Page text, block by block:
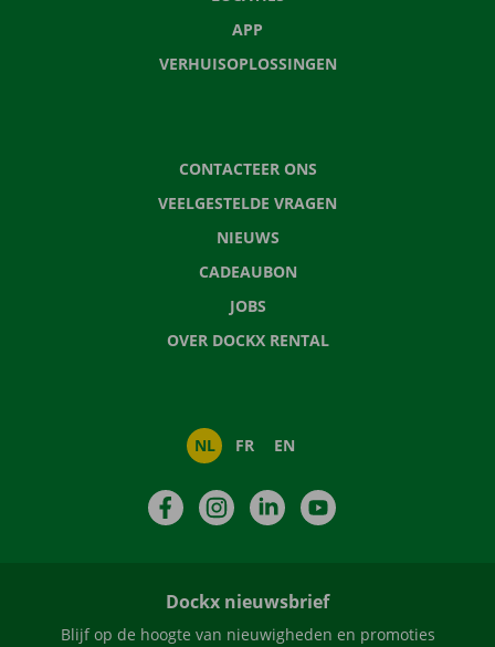
APP
VERHUISOPLOSSINGEN
CONTACTEER ONS
VEELGESTELDE VRAGEN
NIEUWS
CADEAUBON
JOBS
OVER DOCKX RENTAL
NL FR EN
FacebookInstagramLinkedIn
Dockx nieuwsbrief
Blijf op de hoogte van nieuwigheden en promoties